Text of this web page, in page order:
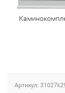
Артикул: